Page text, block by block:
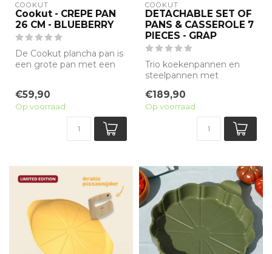
COOKUT
Cookut - CREPE PAN
26 CM - BLUEBERRY
De Cookut plancha pan is
een grote pan met een
€59,90
Op voorraad
COOKUT
DETACHABLE SET OF
PANS & CASSEROLE 7
PIECES - GRAP
Trio koekenpannen en
steelpannen met
Dit pakket bevat een s...
€189,90
Op voorraad